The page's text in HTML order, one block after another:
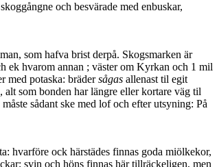
och besvärade med enbuskar,
som hafva brist derpå. Skogsmarken är
ek hvarom annan ; väster om Kyrkan och 1 mil
med potaska: brädersågas allenast til egit
som bonden har längre eller kortare väg til
sådant ske med lof och efter utsyning: På
hvarföre ock härstädes finnas goda miölkekor,
svin och höns finnas här tillräckeligen, men